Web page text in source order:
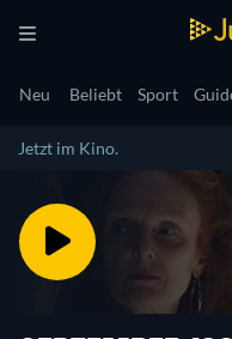
Neu Beliebt Sport
Jetzt im Kino.